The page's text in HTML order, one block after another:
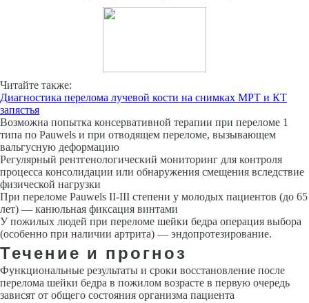
Читайте также:
Диагностика перелома лучевой кости на снимках МРТ и КТ
запястья
Возможна попытка консервативной терапии при переломе 1
типа по Pauwels и при отводящем переломе, вызывающем
вальгусную деформацию
Регулярный рентгенологический мониторинг для контроля
процесса консолидации или обнаружения смещения вследствие
физической нагрузки
При переломе Pauwels ІІ-ІІІ степени у молодых пациентов (до 65
лет) — канюльная фиксация винтами
У пожилых людей при переломе шейки бедра операция выбора
(особенно при наличии артрита) — эндопротезирование.
Течение и прогноз
Функциональные результаты и сроки восстановление после
перелома шейки бедра в пожилом возрасте в первую очередь
зависят от общего состояния организма пациента